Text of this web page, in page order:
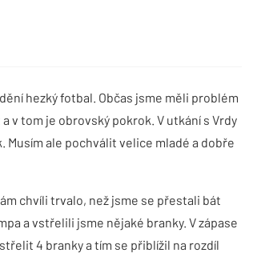
hezký fotbal. Občas jsme měli problém
v tom je obrovský pokrok. V utkání s Vrdy
Musím ale pochválit velice mladé a dobře
chvíli trvalo, než jsme se přestali bát
a vstřelili jsme nějaké branky. V zápase
4 branky a tím se přiblížil na rozdíl